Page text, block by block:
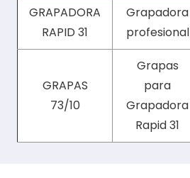
GRAPADORA
RAPID 31
Grapadora
profesional
GRAPAS
73/10
Grapas
para
Grapadora
Rapid 31